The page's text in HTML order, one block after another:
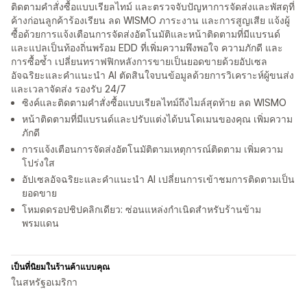
ติดตามคำสั่งซื้อแบบเรียลไทม์ และตรวจจับปัญหาการจัดส่งและพัสดุที่
ค้างก่อนลูกค้าร้องเรียน ลด WISMO ภาระงาน และการสูญเสีย แจ้งผู้
ซื้อด้วยการแจ้งเตือนการจัดส่งอัตโนมัติและหน้าติดตามที่มีแบรนด์
และแปลเป็นท้องถิ่นพร้อม EDD ที่เพิ่มความพึงพอใจ ความภักดี และ
การซื้อซ้ำ เปลี่ยนทราฟฟิกหลังการขายเป็นยอดขายด้วยอัปเซล
อัจฉริยะและคำแนะนำ AI ตัดสินใจบนข้อมูลด้วยการวิเคราะห์ผู้ขนส่ง
และเวลาจัดส่ง รองรับ 24/7
ซิงค์และติดตามคำสั่งซื้อแบบเรียลไทม์ถึงไมล์สุดท้าย ลด WISMO
หน้าติดตามที่มีแบรนด์และปรับแต่งได้บนโดเมนของคุณ เพิ่มความ
ภักดี
การแจ้งเตือนการจัดส่งอัตโนมัติตามเหตุการณ์ติดตาม เพิ่มความ
โปร่งใส
อัปเซลอัจฉริยะและคำแนะนำ AI เปลี่ยนการเข้าชมการติดตามเป็น
ยอดขาย
โหมดดรอปชิปคลิกเดียว: ซ่อนแหล่งกำเนิดสำหรับร้านข้าม
พรมแดน
เป็นที่นิยมในร้านค้าแบบคุณ
ในสหรัฐอเมริกา